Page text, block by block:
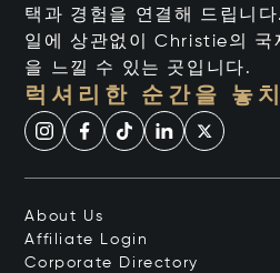
택과 경험을 연결해 드립니
일에 상관없이 Christie의 국
을 느낄 수 있는 곳입니다.
럭셔리한 순간을 놓
About Us
Affiliate Login
Corporate Directory